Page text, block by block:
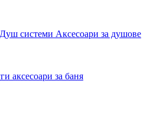
Душ системи Аксесоари за душове
аксесоари за баня